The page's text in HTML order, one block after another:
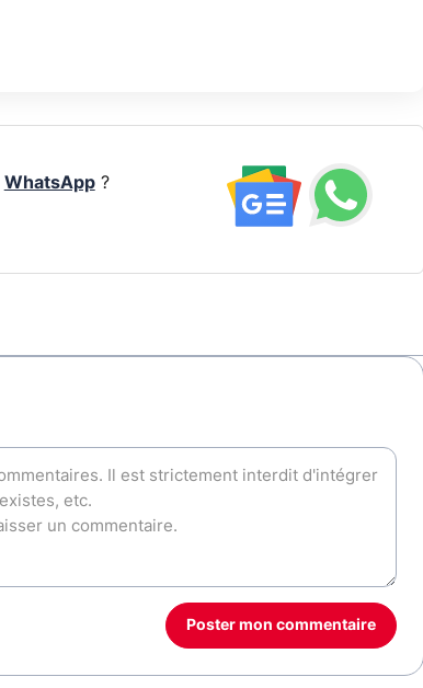
WhatsApp?
Poster mon commentaire